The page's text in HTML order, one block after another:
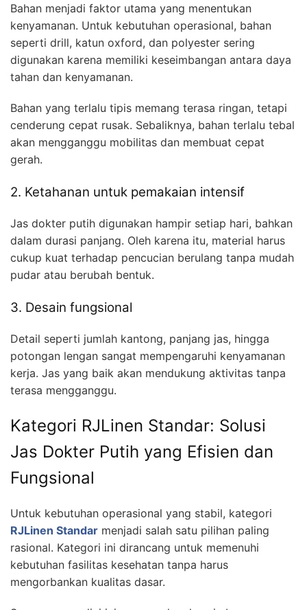
Bahan menjadi faktor utama yang menentukan
kenyamanan. Untuk kebutuhan operasional, bahan
seperti drill, katun oxford, dan polyester sering
digunakan karena memiliki keseimbangan antara daya
tahan dan kenyamanan.
Bahan yang terlalu tipis memang terasa ringan, tetapi
cenderung cepat rusak. Sebaliknya, bahan terlalu tebal
akan mengganggu mobilitas dan membuat cepat
gerah.
2. Ketahanan untuk pemakaian intensif
Jas dokter putih digunakan hampir setiap hari, bahkan
dalam durasi panjang. Oleh karena itu, material harus
cukup kuat terhadap pencucian berulang tanpa mudah
pudar atau berubah bentuk.
3. Desain fungsional
Detail seperti jumlah kantong, panjang jas, hingga
potongan lengan sangat mempengaruhi kenyamanan
kerja. Jas yang baik akan mendukung aktivitas tanpa
terasa mengganggu.
Kategori RJLinen Standar: Solusi
Jas Dokter Putih yang Efisien dan
Fungsional
Untuk kebutuhan operasional yang stabil, kategori
RJLinen Standar menjadi salah satu pilihan paling
rasional. Kategori ini dirancang untuk memenuhi
kebutuhan fasilitas kesehatan tanpa harus
mengorbankan kualitas dasar.